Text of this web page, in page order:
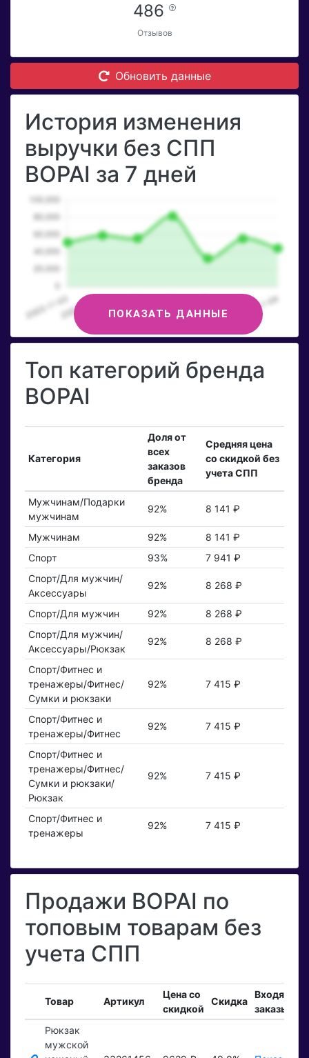
486
Отзывов
Обновить данные
История изменения
выручки без СПП
BOPAI за 7 дней
ПОКАЗАТЬ ДАННЫЕ
Топ категорий бренда
BOPAI
Категория
Доля от
всех
заказов
бренда
Средняя цена
со скидкой без
учета СПП
Мужчинам/Подарки
мужчинам
92% 8 141 ₽
Мужчинам 92%
8 141 ₽
Спорт
93%
7 941 ₽
Спорт/Для мужчин/
Аксессуары
92% 8 268 ₽
Спорт/Для мужчин 92%
8 268 ₽
Спорт/Для мужчин/
Аксессуары/Рюкзак
92% 8 268 ₽
Спорт/Фитнес и
тренажеры/Фитнес/
Сумки и рюкзаки
92% 7 415 ₽
Спорт/Фитнес и
тренажеры/Фитнес
92% 7 415 ₽
Спорт/Фитнес и
тренажеры/Фитнес/
Сумки и рюкзаки/
Рюкзак
92% 7 415 ₽
Спорт/Фитнес и
тренажеры
92% 7 415 ₽
Продажи BOPAI по
топовым товарам без
учета СПП
Товар Артикул
Цена со
скидкой
Скидка
Входящие
заказы
Рюкзак
мужской